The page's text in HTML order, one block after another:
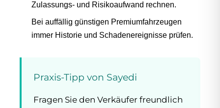
Zulassungs- und Risikoaufwand rechnen.
Bei auffällig günstigen Premiumfahrzeugen
immer Historie und Schadenereignisse prüfen.
Praxis-Tipp von Sayedi
Fragen Sie den Verkäufer freundlich